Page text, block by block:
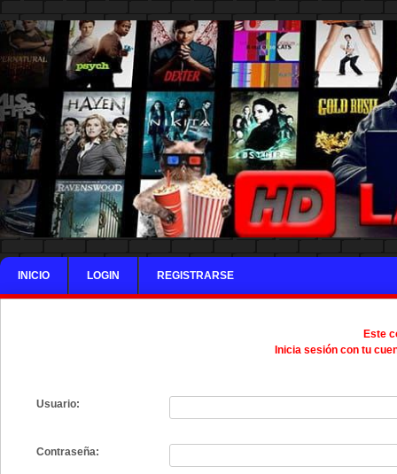
INICIO LOGIN REGISTRARSE
Este
Inicia sesión con tu
Usuario:
Contraseña: